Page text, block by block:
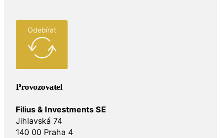
Odebírat
Provozovatel
Filius & Investments SE
Jihlavská 74
140 00 Praha 4